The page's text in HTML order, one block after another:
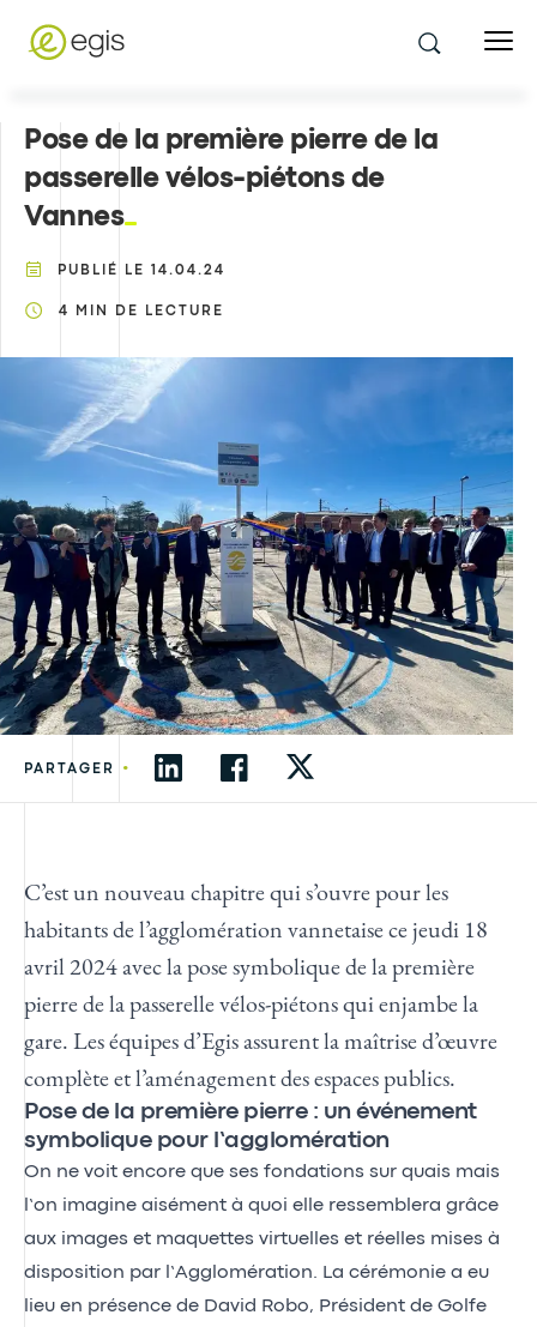
Pose de la première pierre de la
passerelle vélos-piétons de
Vannes
PUBLIÉ LE 14.04.24
4 MIN DE LECTURE
PARTAGER •
C’est un nouveau chapitre qui s’ouvre pour les
habitants de l’agglomération vannetaise ce jeudi 18
avril 2024 avec la pose symbolique de la première
pierre de la passerelle vélos-piétons qui enjambe la
gare. Les équipes d’Egis assurent la maîtrise d’œuvre
complète et l’aménagement des espaces publics.
Pose de la première pierre : un événement
symbolique pour l’agglomération
On ne voit encore que ses fondations sur quais mais
l’on imagine aisément à quoi elle ressemblera grâce
aux images et maquettes virtuelles et réelles mises à
disposition par l’Agglomération. La cérémonie a eu
lieu en présence de David Robo, Président de Golfe